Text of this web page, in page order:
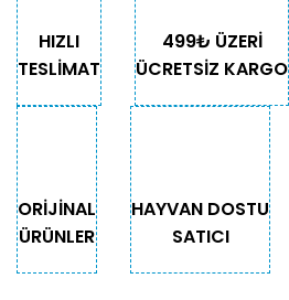
HIZLI
TESLİMAT
499₺ ÜZERİ
ÜCRETSİZ KARGO
ORİJİNAL
ÜRÜNLER
HAYVAN DOSTU
SATICI